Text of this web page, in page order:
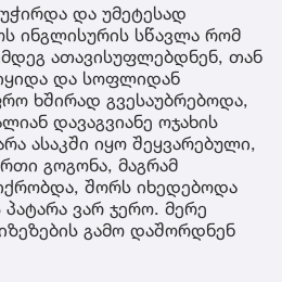
და უმეტესად
ინგლისურის სწავლა რომ
ათავისუფლებდნენ, თან
და სოფლიდან
ხშირად გვესაუბრებოდა,
დავაგვიანე ოჯახის
ასაკში იყო შეყვარებული,
გოგონა, მაგრამ
შორს იხედებოდა
ვარ ჯერო. მერე
გამო დაშორდნენ